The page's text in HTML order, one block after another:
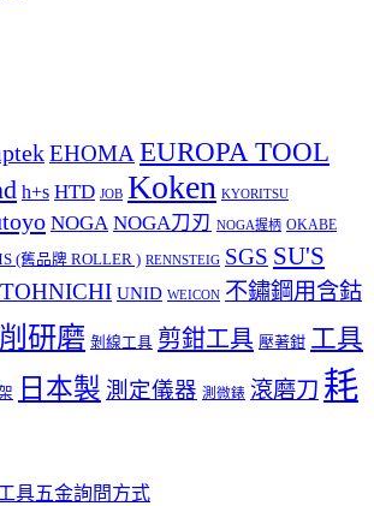
EHOMAEUROPA TOOL
h+s HTD JOB Koken KYORITSU
NOGA NOGA刀刃 NOGA握柄 OKABE
(舊品牌 ROLLER ) RENNSTEIG SGS SU'S
TOHNICHI UNID WEICON 不鏽鋼用含鈷
研磨 剝線工具 剪鉗工具 壓著鉗 工具
日本製 測定儀器 測微錶 滾磨刀 耗
具五金詢問方式